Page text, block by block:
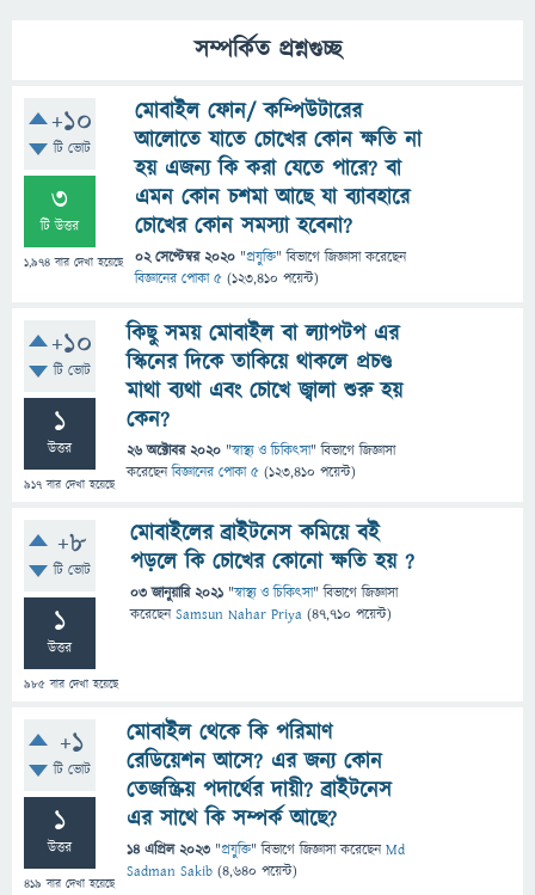
সম্পর্কিত প্রশ্নগুচ্ছ
+10
টি ভোট
3
টি উত্তর
1,974 বার দেখা হয়েছে
মোবাইল ফোন/ কম্পিউটারের
আলোতে যাতে চোখের কোন ক্ষতি না
হয় এজন্য কি করা যেতে পারে? বা
এমন কোন চশমা আছে যা ব্যাবহারে
চোখের কোন সমস্যা হবেনা?
02 সেপ্টেম্বর 2020 "প্রযুক্তি" বিভাগে জিজ্ঞাসাকরেছেন
বিজ্ঞানের পোকা ৫ (123,410 পয়েন্ট)
+10
টি ভোট
1
উত্তর
917 বার দেখা হয়েছে
কিছু সময় মোবাইল বা ল্যাপটপ এর
স্কিনের দিকে তাকিয়ে থাকলে প্রচণ্ড
মাথা ব্যথা এবং চোখে জ্বালা শুরু হয়
কেন?
26 অক্টোবর 2020 "স্বাস্থ্য ও চিকিৎসা" বিভাগে জিজ্ঞাসা
করেছেনবিজ্ঞানের পোকা ৫ (123,410 পয়েন্ট)
+8
টি ভোট
1
উত্তর
985 বার দেখা হয়েছে
মোবাইলের ব্রাইটনেস কমিয়ে ব‌ই
পড়লে কি চোখের কোনো ক্ষতি হয় ?
03 জানুয়ারি 2021 "স্বাস্থ্য ও চিকিৎসা" বিভাগে জিজ্ঞাসা
করেছেনSamsun Nahar Priya (47,710 পয়েন্ট)
+1
টি ভোট
1
উত্তর
419 বার দেখা হয়েছে
মোবাইল থেকে কি পরিমাণ
রেডিয়েশন আসে? এর জন্য কোন
তেজস্ক্রিয় পদার্থের দায়ী? ব্রাইটনেস
এর সাথে কি সম্পর্ক আছে?
14 এপ্রিল 2023 "প্রযুক্তি" বিভাগে জিজ্ঞাসাকরেছেনMd
Sadman Sakib (4,640 পয়েন্ট)